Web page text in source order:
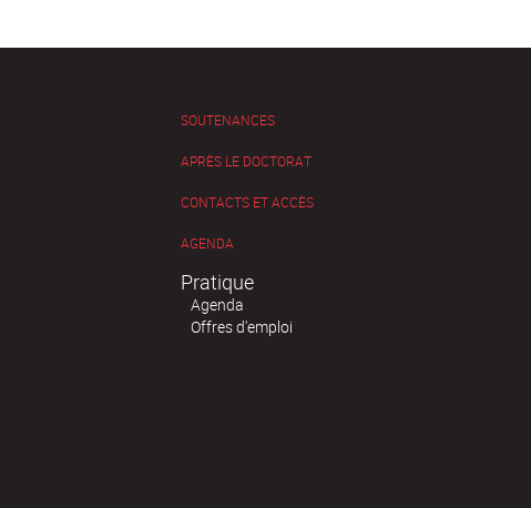
SOUTENANCES
APRÈS LE DOCTORAT
CONTACTS ET ACCÈS
AGENDA
Pratique
Agenda
Offres d'emploi